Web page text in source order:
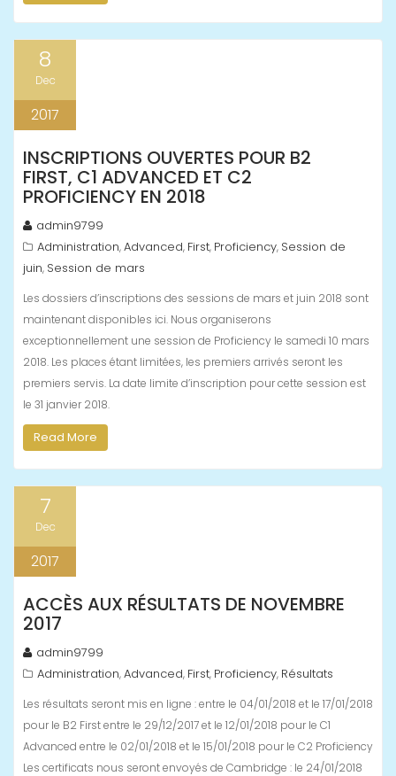
8
Dec
2017
INSCRIPTIONS OUVERTES POUR B2
FIRST, C1 ADVANCED ET C2
PROFICIENCY EN 2018
admin9799
Administration,Advanced, First, Proficiency, Session de
juin, Session de mars
Les dossiers d’inscriptions des sessions de mars et juin 2018 sont
maintenant disponibles ici. Nous organiserons
exceptionnellement une session de Proficiency le samedi 10 mars
2018. Les places étant limitées, les premiers arrivés seront les
premiers servis. La date limite d’inscription pour cette session est
le 31 janvier 2018.
Read More
7
Dec
2017
ACCÈS AUX RÉSULTATS DE NOVEMBRE
2017
admin9799
Administration,Advanced, First, Proficiency, Résultats
Les résultats seront mis en ligne : entre le 04/01/2018 et le 17/01/2018
pour le B2 First entre le 29/12/2017 et le 12/01/2018 pour le C1
Advanced entre le 02/01/2018 et le 15/01/2018 pour le C2 Proficiency
Les certificats nous seront envoyés de Cambridge : le 24/01/2018